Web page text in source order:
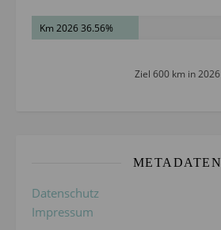
Km 2026 36.56%
Ziel 600 km in 2026
METADATEN
Datenschutz
Impressum